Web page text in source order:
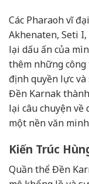
Các Pharaoh vĩ
Akhenaten, Seti
lại dấu ấn của
thêm những
định quyền lực
Đền Karnak
lại câu chuyện
một nền văn
Kiến Trúc
Quần thể Đền